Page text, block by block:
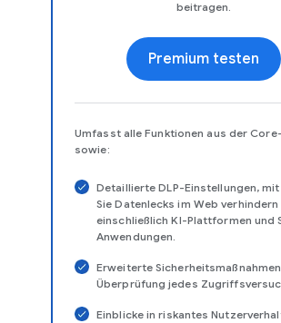
beitragen.
Premium testen
Umfasst alle Funktionen aus der
sowie:
Detaillierte DLP-Einstellungen, mit
Sie Datenlecks im Web verhindern
einschließlich KI-Plattformen und
Anwendungen.
Erweiterte
Überprüfung jedes
Einblicke in riskantes